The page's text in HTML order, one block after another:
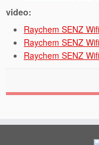
video:
Raychem SENZ
Raychem SENZ
Raychem SENZ